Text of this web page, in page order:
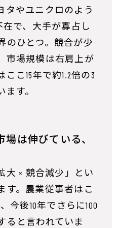
タやユニクロのよう
在で、大手が寡占し
のひとつ。競合が少
市場規模は右肩上が
こ15年で約1.2倍の3
す。
は伸びている、
大 × 競合減少」とい
す。農業従事者はこ
今後10年でさらに100
ると言われていま